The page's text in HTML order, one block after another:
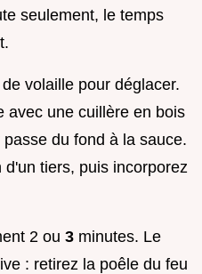
seulement, le temps
volaille pour déglacer.
avec une cuillère en bois
du fond à la sauce.
tiers, puis incorporez
2 ou 3 minutes. Le
: retirez la poêle du feu